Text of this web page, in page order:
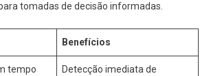
tomadas de decisão informadas.
Benefícios
tempo
Detecção imediata de